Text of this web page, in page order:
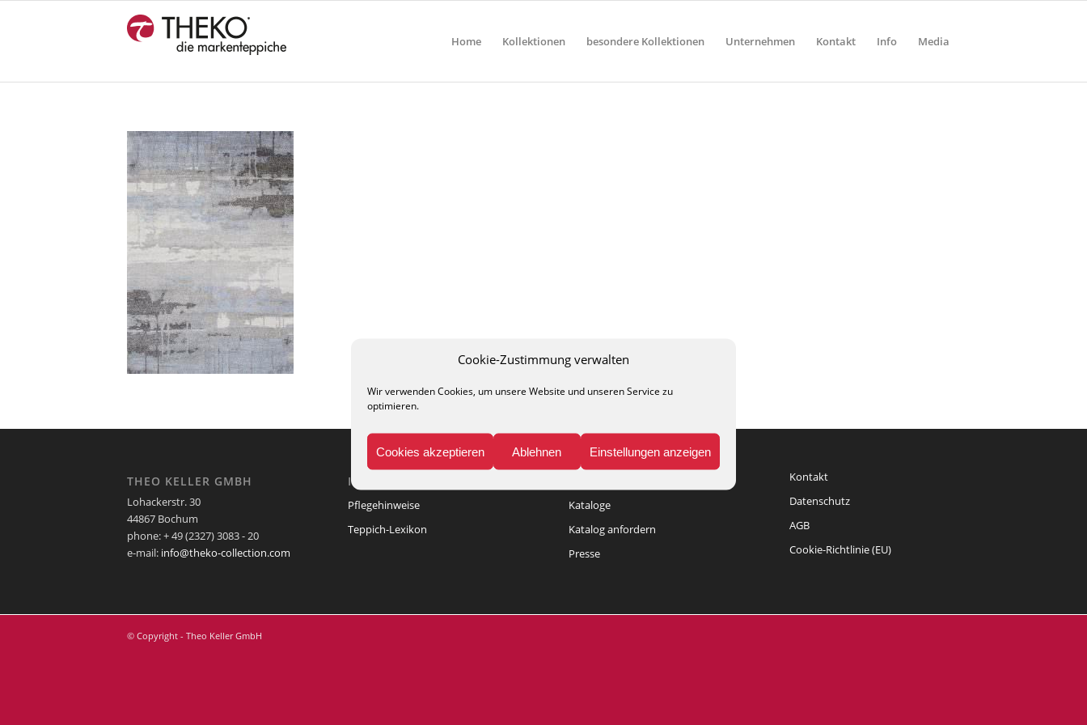
Cookie-Zustimmung verwalten
Wir verwenden Cookies, um unsere Website und unseren Service zu
optimieren.
Cookies akzeptieren Ablehnen Einstellungen anzeigen
Home Kollektionen besondere Kollektionen Unternehmen Kontakt Info Media
THEO KELLER GMBH
Lohackerstr. 30
44867 Bochum
phone: + 49 (2327) 3083 - 20
e-mail: info@theko-collection.com
INFO
Pflegehinweise
Teppich-Lexikon
Kataloge
Katalog anfordern
Presse
Kontakt
Datenschutz
AGB
Cookie-Richtlinie (EU)
© Copyright - Theo Keller GmbH